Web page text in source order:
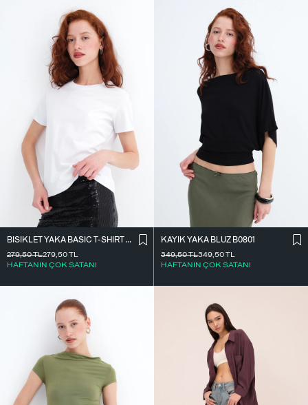
BISIKLET YAKA BASIC T-SHIRT P4322-1
279,50TL
HAFTANIN ÇOK SATANI
279,50TL
KAYIK YAKA BLUZ B0801
349,50TL
HAFTANIN ÇOK SATANI
349,50TL